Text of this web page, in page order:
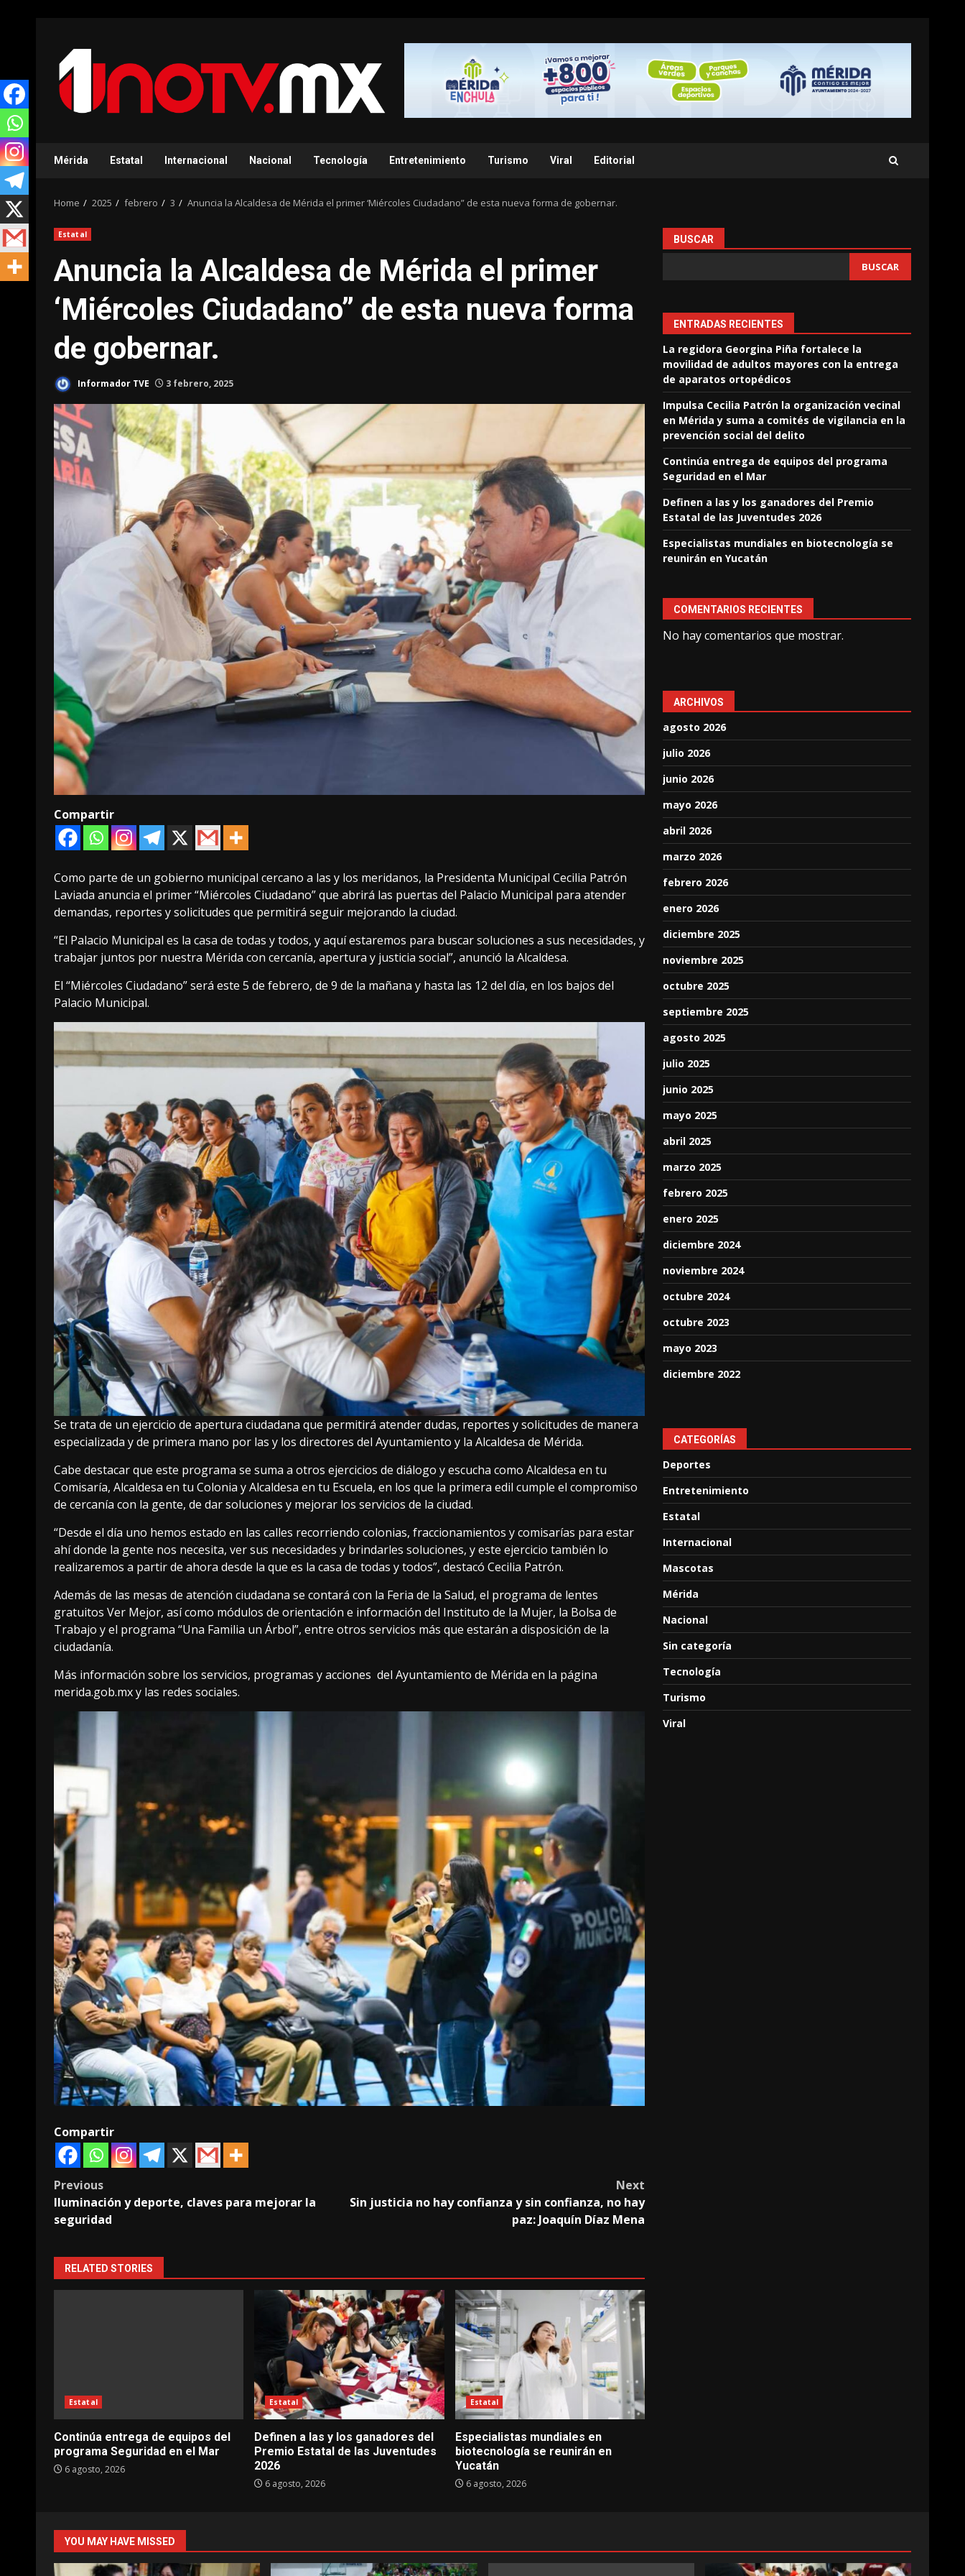
content
Mérida Estatal Internacional Nacional Tecnología Entretenimiento Turismo Viral Editorial
Home 2025 febrero 3 Anuncia la Alcaldesa de Mérida el primer ‘Miércoles Ciudadano” de esta nueva forma de gobernar.
Estatal
Anuncia la Alcaldesa de Mérida el primer
‘Miércoles Ciudadano” de esta nueva forma
de gobernar.
Informador TVE 3 febrero, 2025
Compartir
Como parte de un gobierno municipal cercano a las y los meridanos, la Presidenta Municipal Cecilia Patrón
Laviada anuncia el primer “Miércoles Ciudadano” que abrirá las puertas del Palacio Municipal para atender
demandas, reportes y solicitudes que permitirá seguir mejorando la ciudad.
“El Palacio Municipal es la casa de todas y todos, y aquí estaremos para buscar soluciones a sus necesidades, y
trabajar juntos por nuestra Mérida con cercanía, apertura y justicia social”, anunció la Alcaldesa.
El “Miércoles Ciudadano” será este 5 de febrero, de 9 de la mañana y hasta las 12 del día, en los bajos del
Palacio Municipal.
Se trata de un ejercicio de apertura ciudadana que permitirá atender dudas, reportes y solicitudes de manera
especializada y de primera mano por las y los directores del Ayuntamiento y la Alcaldesa de Mérida.
Cabe destacar que este programa se suma a otros ejercicios de diálogo y escucha como Alcaldesa en tu
Comisaría, Alcaldesa en tu Colonia y Alcaldesa en tu Escuela, en los que la primera edil cumple el compromiso
de cercanía con la gente, de dar soluciones y mejorar los servicios de la ciudad.
“Desde el día uno hemos estado en las calles recorriendo colonias, fraccionamientos y comisarías para estar
ahí donde la gente nos necesita, ver sus necesidades y brindarles soluciones, y este ejercicio también lo
realizaremos a partir de ahora desde la que es la casa de todas y todos”, destacó Cecilia Patrón.
Además de las mesas de atención ciudadana se contará con la Feria de la Salud, el programa de lentes
gratuitos Ver Mejor, así como módulos de orientación e información del Instituto de la Mujer, la Bolsa de
Trabajo y el programa “Una Familia un Árbol”, entre otros servicios más que estarán a disposición de la
ciudadanía.
Más información sobre los servicios, programas y acciones del Ayuntamiento de Mérida en la página
merida.gob.mx y las redes sociales.
Compartir
Post
navigation
Previous
Iluminación y deporte, claves para mejorar la
seguridad
Next
Sin justicia no hay confianza y sin confianza, no hay
paz: Joaquín Díaz Mena
RELATED STORIES
Estatal
Continúa entrega de equipos del
programa Seguridad en el Mar
6 agosto, 2026
Estatal
Definen a las y los ganadores del
Premio Estatal de las Juventudes
2026
6 agosto, 2026
Estatal
Especialistas mundiales en
biotecnología se reunirán en
Yucatán
6 agosto, 2026
BUSCAR
BUSCAR
ENTRADAS RECIENTES
La regidora Georgina Piña fortalece la
movilidad de adultos mayores con la entrega
de aparatos ortopédicos
Impulsa Cecilia Patrón la organización vecinal
en Mérida y suma a comités de vigilancia en la
prevención social del delito
Continúa entrega de equipos del programa
Seguridad en el Mar
Definen a las y los ganadores del Premio
Estatal de las Juventudes 2026
Especialistas mundiales en biotecnología se
reunirán en Yucatán
COMENTARIOS RECIENTES
No hay comentarios que mostrar.
ARCHIVOS
agosto 2026
julio 2026
junio 2026
mayo 2026
abril 2026
marzo 2026
febrero 2026
enero 2026
diciembre 2025
noviembre 2025
octubre 2025
septiembre 2025
agosto 2025
julio 2025
junio 2025
mayo 2025
abril 2025
marzo 2025
febrero 2025
enero 2025
diciembre 2024
noviembre 2024
octubre 2024
octubre 2023
mayo 2023
diciembre 2022
CATEGORÍAS
Deportes
Entretenimiento
Estatal
Internacional
Mascotas
Mérida
Nacional
Sin categoría
Tecnología
Turismo
Viral
YOU MAY HAVE MISSED